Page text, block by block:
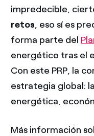
impredecible,
retos, eso sí es
forma parte del
energético tras el
Con este PRP, la
estrategia global:
energética,
Más información